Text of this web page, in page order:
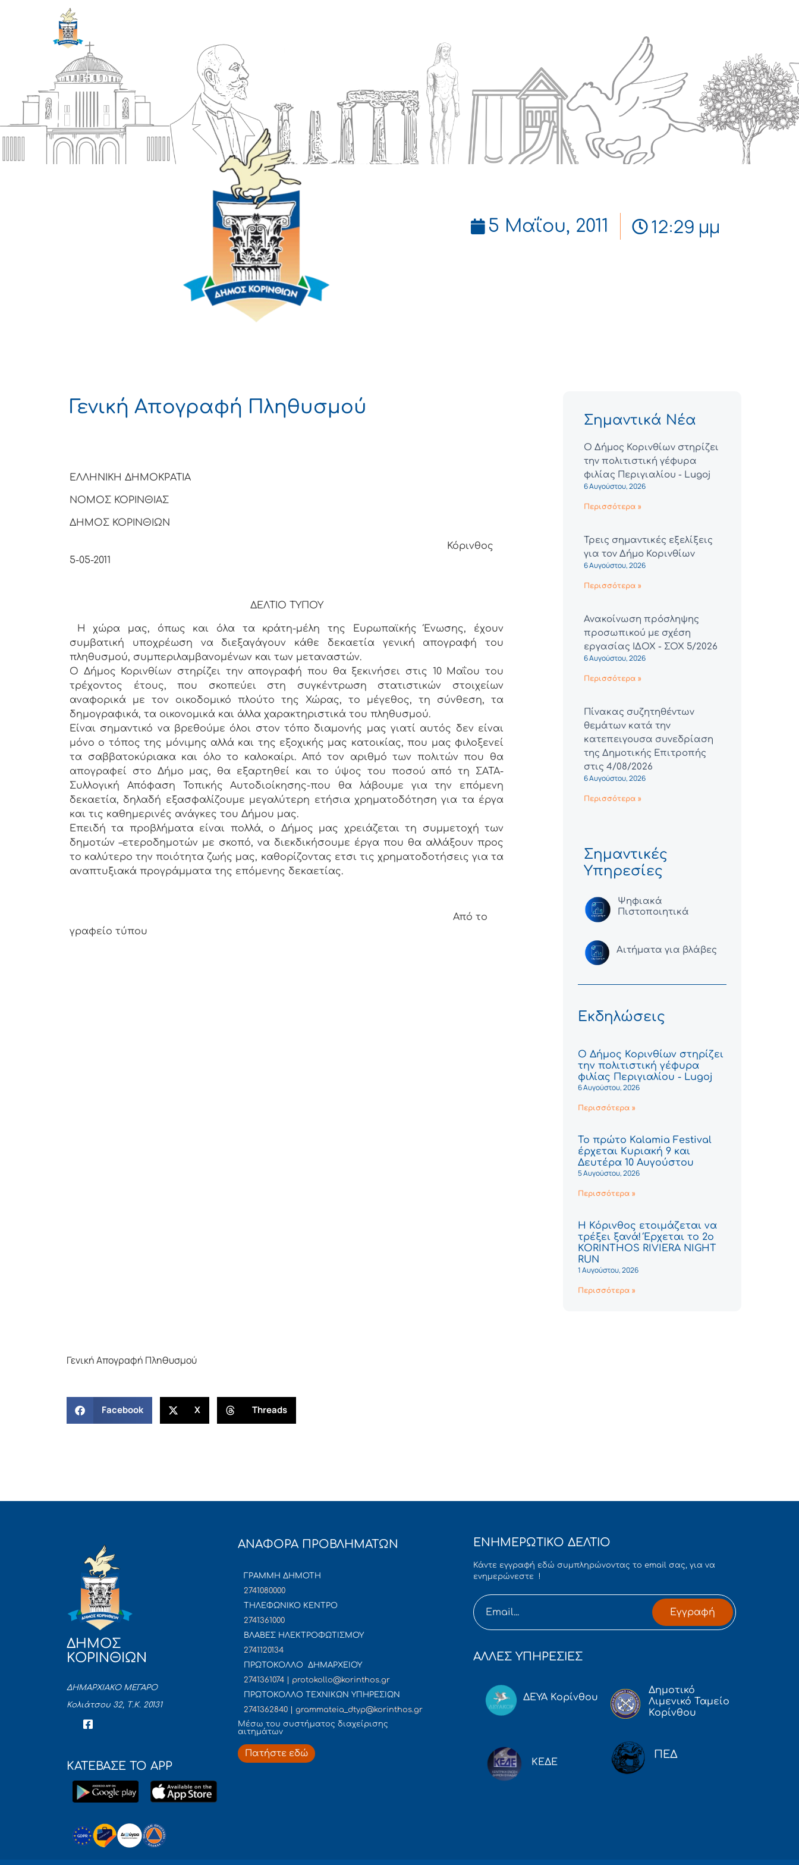
5 Μαΐου, 2011 12:29 μμ
Γενική Απογραφή Πληθυσμού
ΕΛΛΗΝΙΚΗ ΔΗΜΟΚΡΑΤΙΑ
ΝΟΜΟΣ ΚΟΡΙΝΘΙΑΣ
ΔΗΜΟΣ ΚΟΡΙΝΘΙΩΝ
Κόρινθος
5-05-2011
ΔΕΛΤΙΟ ΤΥΠΟΥ
Η χώρα μας, όπως και όλα τα κράτη-μέλη της Ευρωπαϊκής Ένωσης, έχουν
συμβατική υποχρέωση να διεξαγάγουν κάθε δεκαετία γενική απογραφή του
πληθυσμού, συμπεριλαμβανομένων και των μεταναστών.
Ο Δήμος Κορινθίων στηρίζει την απογραφή που θα ξεκινήσει στις 10 Μαΐου του
τρέχοντος έτους, που σκοπεύει στη συγκέντρωση στατιστικών στοιχείων
αναφορικά με τον οικοδομικό πλούτο της Χώρας, το μέγεθος, τη σύνθεση, τα
δημογραφικά, τα οικονομικά και άλλα χαρακτηριστικά του πληθυσμού.
Είναι σημαντικό να βρεθούμε όλοι στον τόπο διαμονής μας γιατί αυτός δεν είναι
μόνο ο τόπος της μόνιμης αλλά και της εξοχικής μας κατοικίας, που μας φιλοξενεί
τα σαββατοκύριακα και όλο το καλοκαίρι. Από τον αριθμό των πολιτών που θα
απογραφεί στο Δήμο μας, θα εξαρτηθεί και το ύψος του ποσού από τη ΣΑΤΑ-
Συλλογική Απόφαση Τοπικής Αυτοδιοίκησης-που θα λάβουμε για την επόμενη
δεκαετία, δηλαδή εξασφαλίζουμε μεγαλύτερη ετήσια χρηματοδότηση για τα έργα
και τις καθημερινές ανάγκες του Δήμου μας.
Επειδή τα προβλήματα είναι πολλά, ο Δήμος μας χρειάζεται τη συμμετοχή των
δημοτών –ετεροδημοτών με σκοπό, να διεκδικήσουμε έργα που θα αλλάξουν προς
το καλύτερο την ποιότητα ζωής μας, καθορίζοντας ετσι τις χρηματοδοτήσεις για τα
αναπτυξιακά προγράμματα της επόμενης δεκαετίας.
Από το
γραφείο τύπου
Σημαντικά Νέα
Ο Δήμος Κορινθίων στηρίζει
την πολιτιστική γέφυρα
φιλίας Περιγιαλίου - Lugoj
6 Αυγούστου, 2026
Περισσότερα »
Τρεις σημαντικές εξελίξεις
για τον Δήμο Κορινθίων
6 Αυγούστου, 2026
Περισσότερα »
Ανακοίνωση πρόσληψης
προσωπικού με σχέση
εργασίας ΙΔΟΧ - ΣΟΧ 5/2026
6 Αυγούστου, 2026
Περισσότερα »
Πίνακας συζητηθέντων
θεμάτων κατά την
κατεπειγουσα συνεδρίαση
της Δημοτικής Επιτροπής
στις 4/08/2026
6 Αυγούστου, 2026
Περισσότερα »
Σημαντικές
Υπηρεσίες
Ψηφιακά
Πιστοποιητικά
Αιτήματα για βλάβες
Εκδηλώσεις
Ο Δήμος Κορινθίων στηρίζει
την πολιτιστική γέφυρα
φιλίας Περιγιαλίου - Lugoj
6 Αυγούστου, 2026
Περισσότερα »
Το πρώτο Kalamia Festival
έρχεται Κυριακή 9 και
Δευτέρα 10 Αυγούστου
5 Αυγούστου, 2026
Περισσότερα »
Η Κόρινθος ετοιμάζεται να
τρέξει ξανά! Έρχεται το 2ο
KORINTHOS RIVIERA NIGHT
RUN
1 Αυγούστου, 2026
Περισσότερα »
Γενική Απογραφή Πληθυσμού
Facebook X Threads
ΔΗΜΟΣ
ΚΟΡΙΝΘΙΩΝ
ΔΗΜΑΡΧΙΑΚΟ ΜΕΓΑΡΟ
Κολιάτσου 32, Τ.Κ. 20131
ΚΑΤΕΒΑΣΕ ΤΟ APP
ΑΝΑΦΟΡΑ ΠΡΟΒΛΗΜΑΤΩΝ
ΓΡΑΜΜΗ ΔΗΜΟΤΗ
2741080000
ΤΗΛΕΦΩΝΙΚΟ ΚΕΝΤΡΟ
2741361000
ΒΛΑΒΕΣ ΗΛΕΚΤΡΟΦΩΤΙΣΜΟΥ
2741120134
ΠΡΩΤΟΚΟΛΛΟ ΔΗΜΑΡΧΕΙΟΥ
2741361074 | protokollo@korinthos.gr
ΠΡΩΤΟΚΟΛΛΟ ΤΕΧΝΙΚΩΝ ΥΠΗΡΕΣΙΩΝ
2741362840 | grammateia_dtyp@korinthos.gr
Mέσω του συστήματος διαχείρισης
αιτημάτων
Πατήστε εδώ
ΕΝΗΜΕΡΩΤΙΚΟ ΔΕΛΤΙΟ
Κάντε εγγραφή εδώ συμπληρώνοντας το email σας, για να
ενημερώνεστε !
Εγγραφή
ΑΛΛΕΣ ΥΠΗΡΕΣΙΕΣ
ΔΕΥΑ Κορίνθου
Δημοτικό
Λιμενικό Ταμείο
Κορίνθου
ΚΕΔΕ
ΠΕΔ